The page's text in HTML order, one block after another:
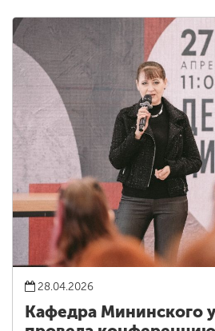
28.04.2026
Кафедра Мининского